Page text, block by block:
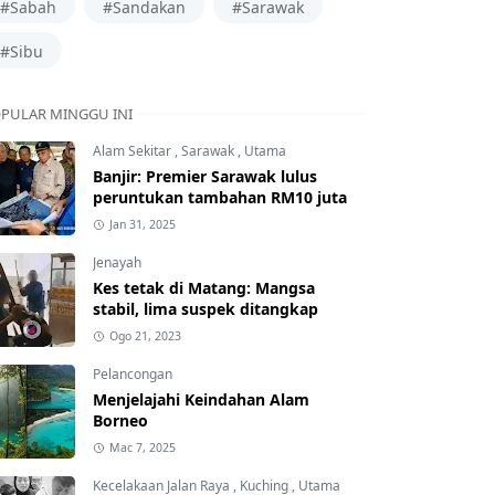
#Sabah #Sandakan #Sarawak
#Sibu
MINGGU INI
Alam Sekitar ,Sarawak , Utama
Banjir: Premier Sarawak lulus
peruntukan tambahan RM10 juta
Jan 31, 2025
Jenayah
Kes tetak di Matang: Mangsa
stabil, lima suspek ditangkap
Ogo 21, 2023
Pelancongan
Menjelajahi Keindahan Alam
Borneo
Mac 7, 2025
Kecelakaan Jalan Raya , Kuching , Utama